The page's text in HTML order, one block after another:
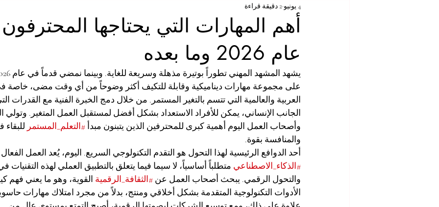
أهم المهارات التي يحتاجها
عام 2026 وما بعده
4 يونيو 2 دقيقة قراءة
على مجموعة مهارات ديناميكية وقابلة للتكيف أكثر وضوحاً من أي وقت مضى، خاصة في
العربية والعالمية التي تتسم بالتغير المستمر. من خلال دمج الخبرة الفنية مع القدرات
الجانب الإنساني، يمكن للأفراد الاستعداد بشكل أفضل لمستقبل العمل المتغير.
وأصحاب العمل اليوم أهمية كبرى للمحترفين الذين يتبنون مبدأ #التعلم_المستمر
والمنافسة بقوة.
أحد الدوافع الرئيسية لهذا التحول هو التقدم التكنولوجي السريع. اليوم، يُعد العمل
#الذكاء_الاصطناعي متطلباً أساسياً، لا سيما فيما يتعلق بالتطبيق العملي لهذه التقنيات
والتحول الرقمي. يبحث أصحاب العمل عن #الثقافة_الرقمية القوية، وهو ما يعني فهم
الأدوات التكنولوجية المتقدمة بشكل أخلاقي ومنتج، بدلاً من مجرد امتلاك مهارات